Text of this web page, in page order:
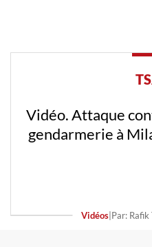
Vidéo. Attaque
gendarmerie à
Vidéos| Par: Rafik